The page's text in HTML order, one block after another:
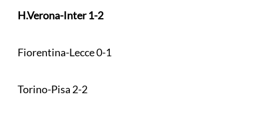
H.Verona-Inter 1-2
Fiorentina-Lecce 0-1
Torino-Pisa 2-2